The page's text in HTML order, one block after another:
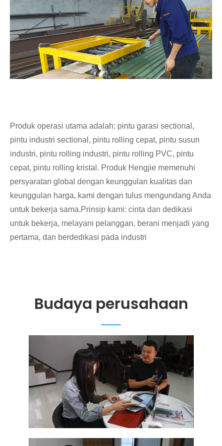
Produk operasi utama adalah: pintu garasi sectional,
pintu industri sectional, pintu rolling cepat, pintu susun
industri, pintu rolling industri, pintu rolling PVC, pintu
cepat, pintu rolling kristal. Produk Hengjie memenuhi
persyaratan global dengan keunggulan kualitas dan
keunggulan harga, kami dengan tulus mengundang Anda
untuk bekerja sama.Prinsip kami: cinta dan dedikasi
untuk bekerja, melayani pelanggan, berani menjadi yang
pertama, dan berdedikasi pada industri
Budaya perusahaan